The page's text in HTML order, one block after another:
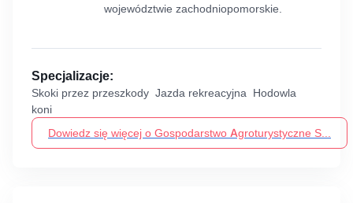
województwie zachodniopomorskie.
Specjalizacje:
Skoki przez przeszkody Jazda rekreacyjna Hodowla
koni
Dowiedz się więcej o Gospodarstwo Agroturystyczne S...